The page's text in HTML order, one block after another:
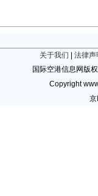
关于我们
法律声
国际空港信息网版
Copyright